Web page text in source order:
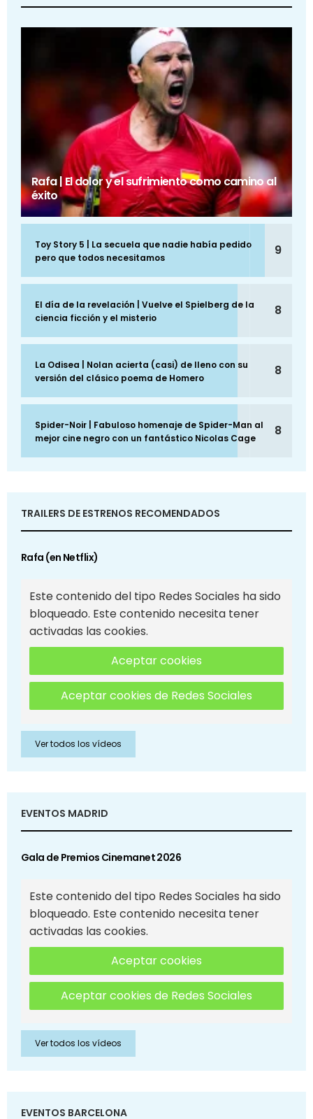
Rafa | El dolor y el sufrimiento como camino al
éxito
Toy Story 5 | La secuela que nadie había pedido
pero que todos necesitamos
9
El día de la revelación | Vuelve el Spielberg de la
ciencia ficción y el misterio
8
La Odisea | Nolan acierta (casi) de lleno con su
versión del clásico poema de Homero
8
Spider-Noir | Fabuloso homenaje de Spider-Man al
mejor cine negro con un fantástico Nicolas Cage
8
TRAILERS DE ESTRENOS RECOMENDADOS
Rafa (en Netflix)
Este contenido del tipo Redes Sociales ha sido
bloqueado. Este contenido necesita tener
activadas las cookies.
Aceptar cookies
Aceptar cookies de Redes Sociales
Ver todos los vídeos
EVENTOS MADRID
Gala de Premios Cinemanet 2026
Este contenido del tipo Redes Sociales ha sido
bloqueado. Este contenido necesita tener
activadas las cookies.
Aceptar cookies
Aceptar cookies de Redes Sociales
Ver todos los vídeos
EVENTOS BARCELONA